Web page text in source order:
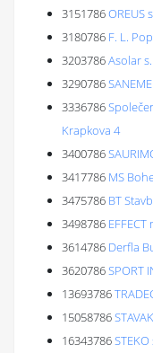
3151786OREUS
3180786 F. L.
3203786Asolar
3290786
3336786
Krapkova 4
3400786
3417786 MS
3475786 BT
3498786
3614786 Derfla
3620786SPORT
13693786
15058786
16343786